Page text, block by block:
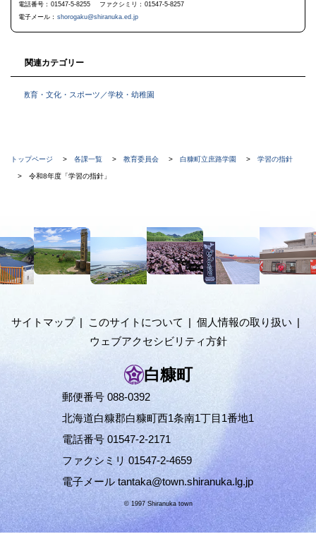
る
電話番号 01547-5-8255 ファクシミリ
01547-5-8257
電子メール
shorogaku@shiranuka.ed.jp
関連カテゴリー
教育・文化・スポーツ／学校・幼稚園
現
在
の
階
層
トップページ 各課一覧 教育委員会 白糠町立庶路学園 学習の指針
令和8年度「学習の指針」
文
へ
メ
サイトマップ このサイトについて
個人情報の取り扱い
ウェブアクセシビリティ方針
白糠町
郵便番号 088-0392
北海道白糠郡白糠町西1条南1丁目1番地1
電話番号 01547-2-2171
ファクシミリ 01547-2-4659
電子メール tantaka@town.shiranuka.lg.jp
© 1997 Shiranuka town